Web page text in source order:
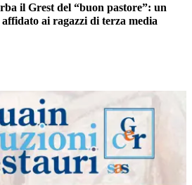
il Grest del “buon pastore”: un
affidato ai ragazzi di terza media